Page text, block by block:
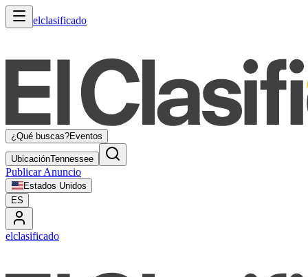
elclasificado
¿Qué buscas?Eventos
UbicaciónTennessee
Publicar Anuncio
Estados Unidos
ES
elclasificado